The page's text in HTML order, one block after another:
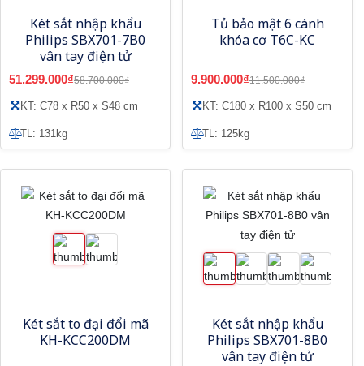
Két sắt nhập khẩu
Philips SBX701-7B0
vân tay điện tử
51.299.000₫58.700.000₫
KT: C78 x R50 x S48 cm
TL: 131kg
Tủ bảo mật 6 cánh
khóa cơ T6C-KC
9.900.000₫11.500.000₫
KT: C180 x R100 x S50 cm
TL: 125kg
Két sắt to đại đổi mã
KH-KCC200DM
Két sắt nhập khẩu
Philips SBX701-8B0
vân tay điện tử